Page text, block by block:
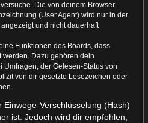
Die von deinem Browser
(User Agent) wird nur in der
und nicht dauerhaft
Funktionen des Boards, dass
Dazu gehören dein
Umfragen, der Gelesen-Status von
von dir gesetzte Lesezeichen oder
Verschlüsselung (Hash)
ist. Jedoch wird dir empfohlen,